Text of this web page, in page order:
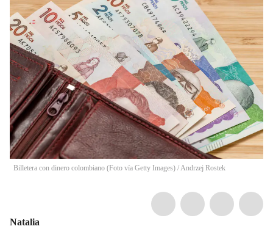
Billetera con dinero colombiano (Foto vía Getty Images) /Andrzej Rostek
Natalia